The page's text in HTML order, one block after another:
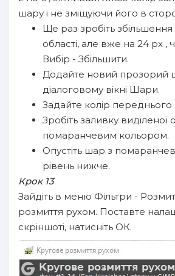
шару і не зміщуючи його в
Ще раз зробіть збільшення
області, але вже на 24 px
Вибір - Збільшити.
Додайте новий прозорий
діалоговому вікні Шари.
Задайте колір переднього
Зробіть заливку виділеної
помаранчевим кольором.
Опустіть шар з
рівень нижче.
Крок 13
Зайдіть в меню Фільтри -
розмиття рухом. Поставте
скріншоті, натисніть ОК.